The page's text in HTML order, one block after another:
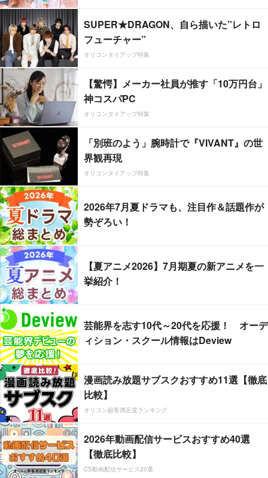
SUPER★DRAGON、自ら描いた”レトロ
フューチャー”
オリコンタイアップ特集
【驚愕】メーカー社員が推す「10万円台」
神コスパPC
オリコンタイアップ特集
「別班のよう」腕時計で『VIVANT』の世
界観再現
オリコンタイアップ特集
2026年7月夏ドラマも、注目作＆話題作が
勢ぞろい！
【夏アニメ2026】7月期夏の新アニメを一
挙紹介！
芸能界を志す10代～20代を応援！ オーデ
ィション・スクール情報はDeview
漫画読み放題サブスクおすすめ11選【徹底
比較】
オリコン顧客満足度ランキング
2026年動画配信サービスおすすめ40選
【徹底比較】
CS動画配信サービス20選